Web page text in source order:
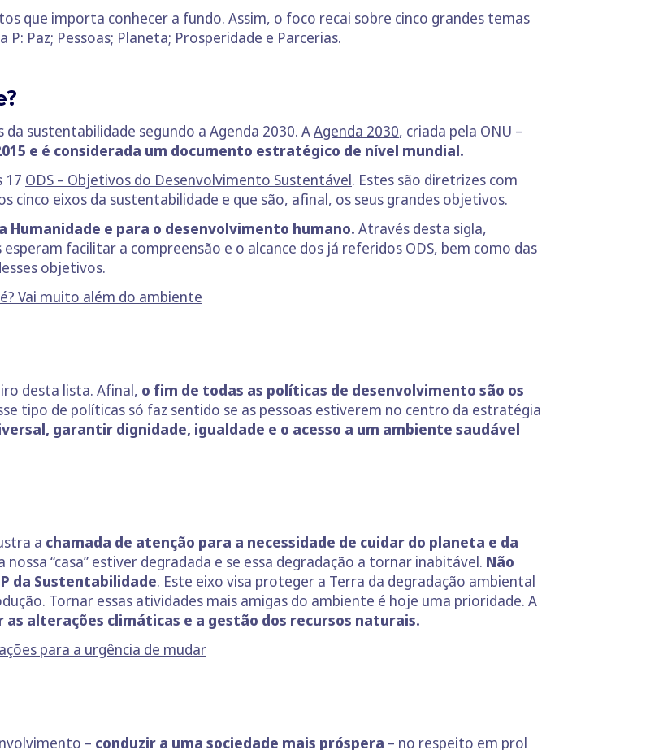
que importa conhecer a fundo. Assim, o foco recai sobre cinco grandes temas
Paz; Pessoas; Planeta; Prosperidade e Parcerias.
sustentabilidade segundo a Agenda 2030. AAgenda 2030, criada pela ONU –
e é considerada um documento estratégico de nível mundial.
17 ODS – Objetivos do Desenvolvimento Sustentável. Estes são diretrizes com
cinco eixos da sustentabilidade e que são, afinal, os seus grandes objetivos.
Humanidade e para o desenvolvimento humano. Através desta sigla,
facilitar a compreensão e o alcance dos já referidos ODS, bem como das
objetivos.
Vai muito além do ambiente
desta lista. Afinal, o fim de todas as políticas de desenvolvimento são os
tipo de políticas só faz sentido se as pessoas estiverem no centro da estratégia
garantir dignidade, igualdade e o acesso a um ambiente saudável
a chamada de atenção para a necessidade de cuidar do planeta e da
“casa” estiver degradada e se essa degradação a tornar inabitável. Não
da Sustentabilidade. Este eixo visa proteger a Terra da degradação ambiental
Tornar essas atividades mais amigas do ambiente é hoje uma prioridade. A
as alterações climáticas e a gestão dos recursos naturais.
para a urgência de mudar
– conduzir a uma sociedade mais próspera – no respeito em prol